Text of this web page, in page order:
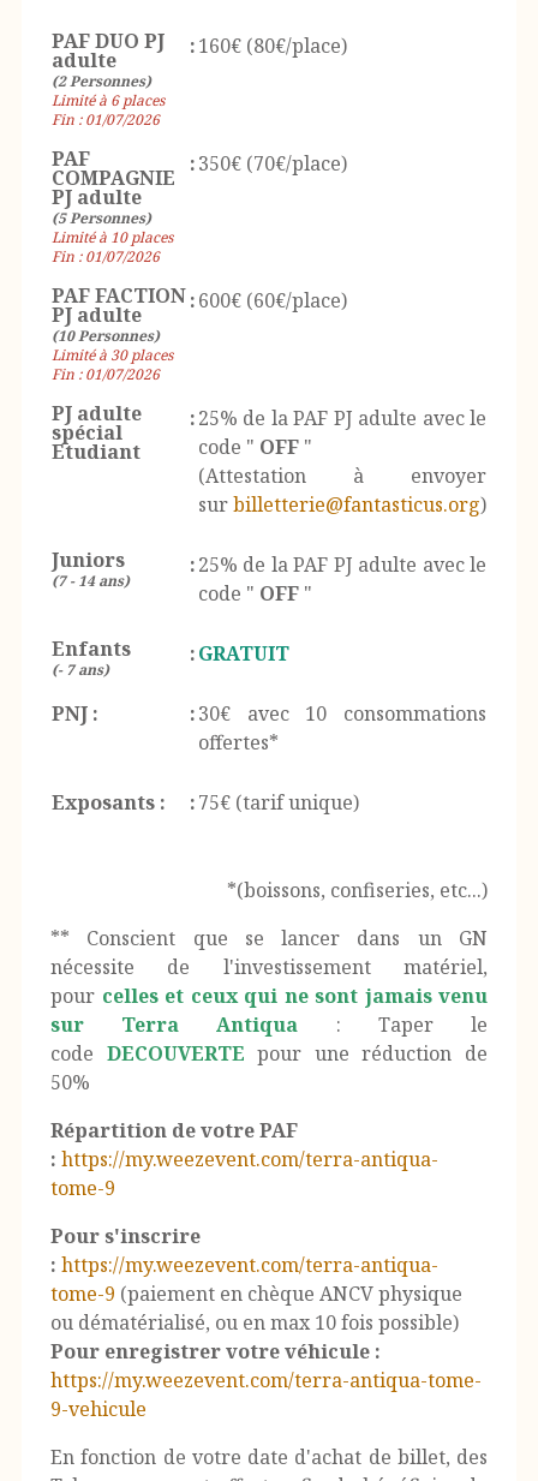
PAF DUO PJ
adulte
(2 Personnes)
Limité à 6 places
Fin : 01/07/2026
:160€ (80€/place)
PAF
COMPAGNIE
PJ adulte
(5 Personnes)
Limité à 10 places
Fin : 01/07/2026
:350€ (70€/place)
PAF FACTION
PJ adulte
(10 Personnes)
Limité à 30 places
Fin : 01/07/2026
:600€ (60€/place)
PJ adulte
spécial
Etudiant
:25% de la PAF PJ adulte avec le
code " OFF "
(Attestation à envoyer
surbilletterie@fantasticus.org)
Juniors
(7 - 14 ans)
:25% de la PAF PJ adulte avec le
code " OFF "
Enfants
(- 7 ans)
:GRATUIT
PNJ : :30€ avec 10 consommations
offertes*
Exposants : :75€ (tarif unique)
*(boissons, confiseries, etc...)
** Conscient que se lancer dans un GN
nécessite de l'investissement matériel,
pour celles et ceux qui ne sont jamais venu
sur Terra Antiqua : Taper le
code DECOUVERTEpour une réduction de
50%
Répartition de votre PAF
: https://my.weezevent.com/terra-antiqua-
tome-9
Pour s'inscrire
: https://my.weezevent.com/terra-antiqua-
tome-9 (paiement en chèque ANCV physique
ou dématérialisé, ou en max 10 fois possible)
Pour enregistrer votre véhicule :
https://my.weezevent.com/terra-antiqua-tome-
9-vehicule
En fonction de votre date d'achat de billet, des